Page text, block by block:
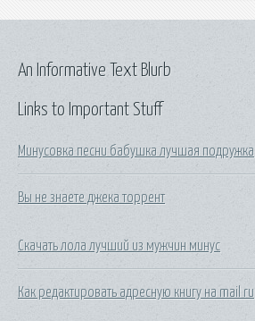
Links to Important Stuff
Минусовка песни бабушка лучшая подружка
Вы не знаете джека торрент
Скачать лола лучший из мужчин минус
Как редактировать адресную книгу на mail ru
An Informative Text Blurb